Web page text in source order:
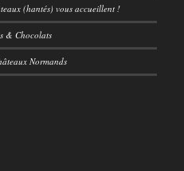
(hantés) vous accueillent !
& Chocolats
Normands